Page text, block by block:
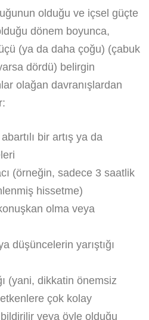
olduğu ve içsel güçte
dönem boyunca,
(ya da daha çoğu) (çabuk
dördü) belirgin
olağan davranışlardan
bir artış ya da
(örneğin, sadece 3 saatlik
hissetme)
olma veya
düşüncelerin yarıştığı
(yani, dikkatin önemsiz
çok kolay
veya öyle olduğu